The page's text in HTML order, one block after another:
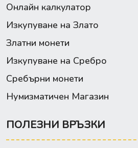
Онлайн калкулатор
Изкупуване на Злато
Златни монети
Изкупуване на Сребро
Сребърни монети
Нумизматичен Магазин
ПОЛЕЗНИ ВРЪЗКИ